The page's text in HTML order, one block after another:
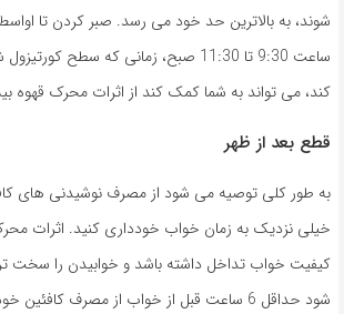
شوند، به بالاترین حد خود می رسد. صبر کردن تا
ساعت 9:30 تا 11:30 صبح، زمانی که سطح
کند، می تواند به شما کمک کند از اثرات محرک قهوه
قطع بعد از ظهر
به طور کلی توصیه می شود از مصرف نوشیدنی های
خیلی نزدیک به زمان خواب خودداری کنید. اثرات
کیفیت خواب تداخل داشته باشد و خوابیدن را سخت
شود حداقل 6 ساعت قبل از خواب از مصرف